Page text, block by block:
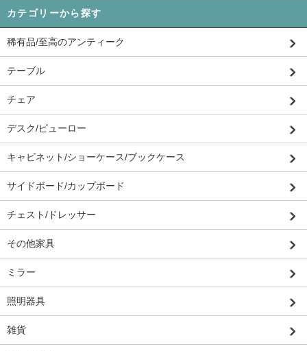
カテゴリーから探す
稀有品/至高のアンティーク
テーブル
チェア
デスク/ビューロー
キャビネット/ショーケース/ブックケース
サイドボード/カップボード
チェスト/ドレッサー
その他家具
ミラー
照明器具
雑貨